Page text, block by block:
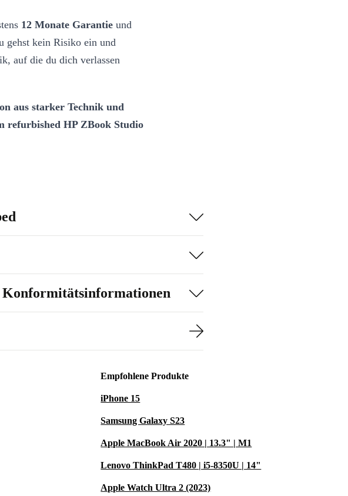
12 Monate Garantie und
gehst kein Risiko ein und
auf die du dich verlassen
aus starker Technik und
refurbished HP ZBook Studio
Empfohlene Produkte
iPhone 15
Samsung Galaxy S23
Apple MacBook Air 2020 | 13.3" | M1
Lenovo ThinkPad T480 | i5-8350U | 14"
Apple Watch Ultra 2 (2023)